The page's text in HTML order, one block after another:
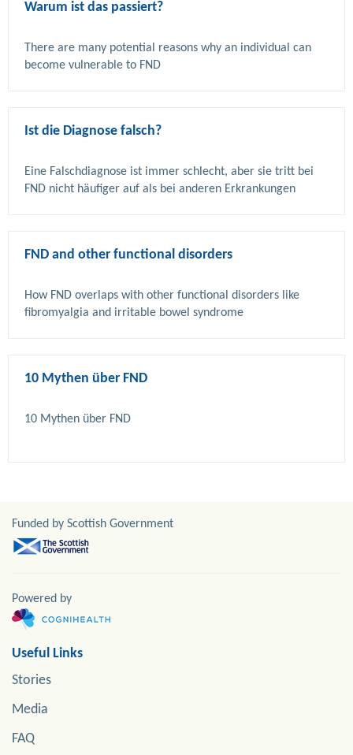
Warum ist das passiert?
There are many potential reasons why an individual can
Ist die Diagnose falsch?
Eine Falschdiagnose ist immer schlecht, aber sie tritt bei
FND and other functional disorders
How FND overlaps with other functional disorders like
10 Mythen über FND
Funded by Scottish Government
Powered by
Useful Links
Stories
Media
FAQ